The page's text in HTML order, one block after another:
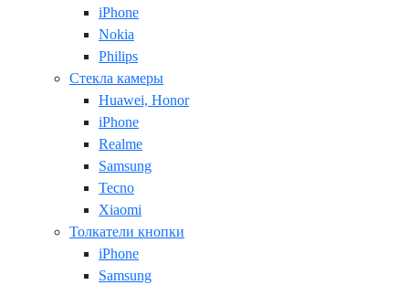
iPhone
Nokia
Philips
Стекла камеры
Huawei, Honor
iPhone
Realme
Samsung
Tecno
Xiaomi
Толкатели кнопки
iPhone
Samsung